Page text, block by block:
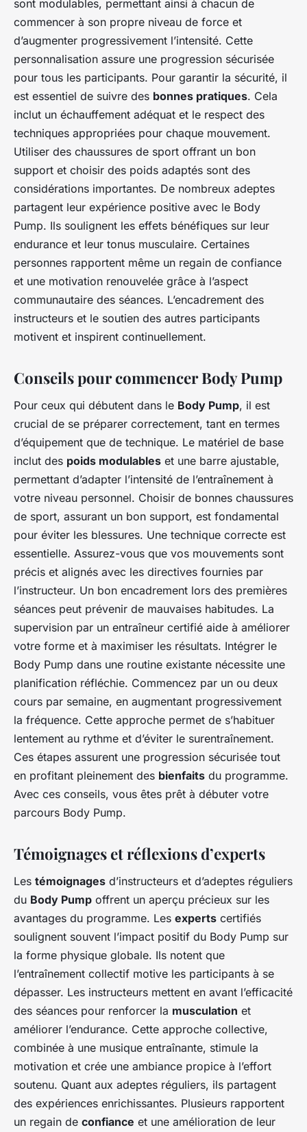
sont modulables, permettant ainsi à chacun de
commencer à son propre niveau de force et
d’augmenter progressivement l’intensité. Cette
personnalisation assure une progression sécurisée
pour tous les participants. Pour garantir la sécurité, il
est essentiel de suivre des bonnes pratiques. Cela
inclut un échauffement adéquat et le respect des
techniques appropriées pour chaque mouvement.
Utiliser des chaussures de sport offrant un bon
support et choisir des poids adaptés sont des
considérations importantes. De nombreux adeptes
partagent leur expérience positive avec le Body
Pump. Ils soulignent les effets bénéfiques sur leur
endurance et leur tonus musculaire. Certaines
personnes rapportent même un regain de confiance
et une motivation renouvelée grâce à l’aspect
communautaire des séances. L’encadrement des
instructeurs et le soutien des autres participants
motivent et inspirent continuellement.
Conseils pour commencer Body Pump
Pour ceux qui débutent dans le Body Pump, il est
crucial de se préparer correctement, tant en termes
d’équipement que de technique. Le matériel de base
inclut des poids modulables et une barre ajustable,
permettant d’adapter l’intensité de l’entraînement à
votre niveau personnel. Choisir de bonnes chaussures
de sport, assurant un bon support, est fondamental
pour éviter les blessures. Une technique correcte est
essentielle. Assurez-vous que vos mouvements sont
précis et alignés avec les directives fournies par
l’instructeur. Un bon encadrement lors des premières
séances peut prévenir de mauvaises habitudes. La
supervision par un entraîneur certifié aide à améliorer
votre forme et à maximiser les résultats. Intégrer le
Body Pump dans une routine existante nécessite une
planification réfléchie. Commencez par un ou deux
cours par semaine, en augmentant progressivement
la fréquence. Cette approche permet de s’habituer
lentement au rythme et d’éviter le surentraînement.
Ces étapes assurent une progression sécurisée tout
en profitant pleinement des bienfaits du programme.
Avec ces conseils, vous êtes prêt à débuter votre
parcours Body Pump.
Témoignages et réflexions d’experts
Les témoignages d’instructeurs et d’adeptes réguliers
du Body Pump offrent un aperçu précieux sur les
avantages du programme. Les experts certifiés
soulignent souvent l’impact positif du Body Pump sur
la forme physique globale. Ils notent que
l’entraînement collectif motive les participants à se
dépasser. Les instructeurs mettent en avant l’efficacité
des séances pour renforcer la musculation et
améliorer l’endurance. Cette approche collective,
combinée à une musique entraînante, stimule la
motivation et crée une ambiance propice à l’effort
soutenu. Quant aux adeptes réguliers, ils partagent
des expériences enrichissantes. Plusieurs rapportent
un regain de confiance et une amélioration de leur